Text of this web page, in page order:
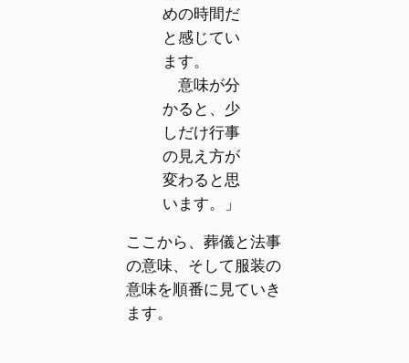
めの時間だ
と感じてい
ます。
意味が分
かると、少
しだけ行事
の見え方が
変わると思
います。」
ここから、葬儀と法事
の意味、そして服装の
意味を順番に見ていき
ます。